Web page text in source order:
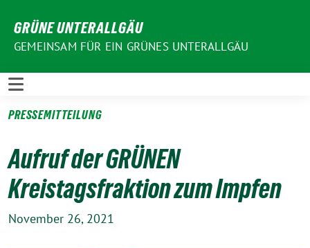
zum
Inhalt
GRÜNE UNTERALLGÄU
GEMEINSAM FÜR EIN GRÜNES UNTERALLGÄU
PRESSEMITTEILUNG
Aufruf der GRÜNEN
Kreistagsfraktion zum Impfen
November 26, 2021